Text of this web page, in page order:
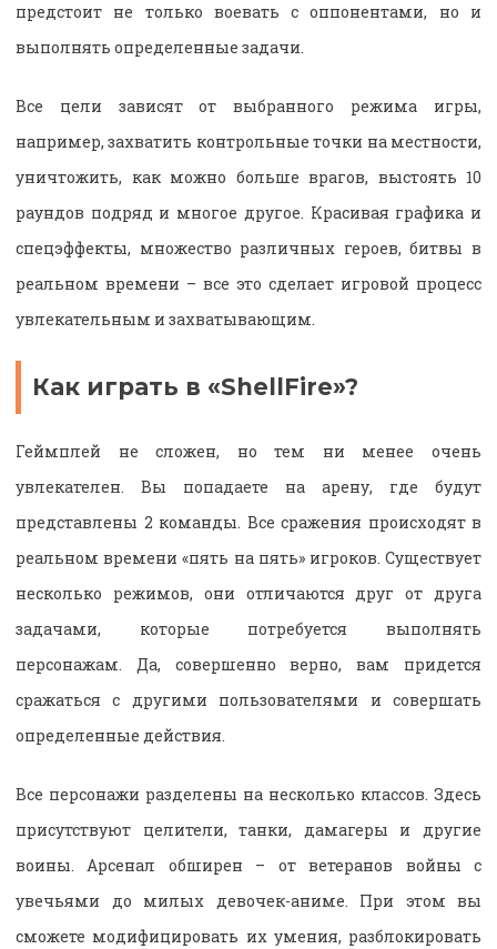
предстоит не только воевать с оппонентами, но и
выполнять определенные задачи.
Все цели зависят от выбранного режима игры,
например, захватить контрольные точки на местности,
уничтожить, как можно больше врагов, выстоять 10
раундов подряд и многое другое. Красивая графика и
спецэффекты, множество различных героев, битвы в
реальном времени – все это сделает игровой процесс
увлекательным и захватывающим.
Как играть в «ShellFire»?
Геймплей не сложен, но тем ни менее очень
увлекателен. Вы попадаете на арену, где будут
представлены 2 команды. Все сражения происходят в
реальном времени «пять на пять» игроков. Существует
несколько режимов, они отличаются друг от друга
задачами, которые потребуется выполнять
персонажам. Да, совершенно верно, вам придется
сражаться с другими пользователями и совершать
определенные действия.
Все персонажи разделены на несколько классов. Здесь
присутствуют целители, танки, дамагеры и другие
воины. Арсенал обширен – от ветеранов войны с
увечьями до милых девочек-аниме. При этом вы
сможете модифицировать их умения, разблокировать